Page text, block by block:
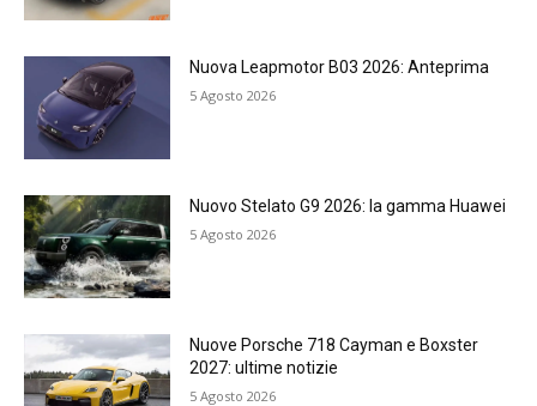
Nuova Leapmotor B03 2026: Anteprima
5 Agosto 2026
Nuovo Stelato G9 2026: la gamma Huawei
5 Agosto 2026
Nuove Porsche 718 Cayman e Boxster
2027: ultime notizie
5 Agosto 2026